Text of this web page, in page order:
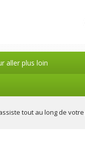
aller plus loin
tout au long de